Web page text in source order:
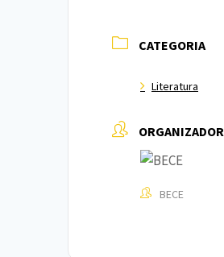
CATEGORIA
Literatura
ORGANIZADOR
BECE